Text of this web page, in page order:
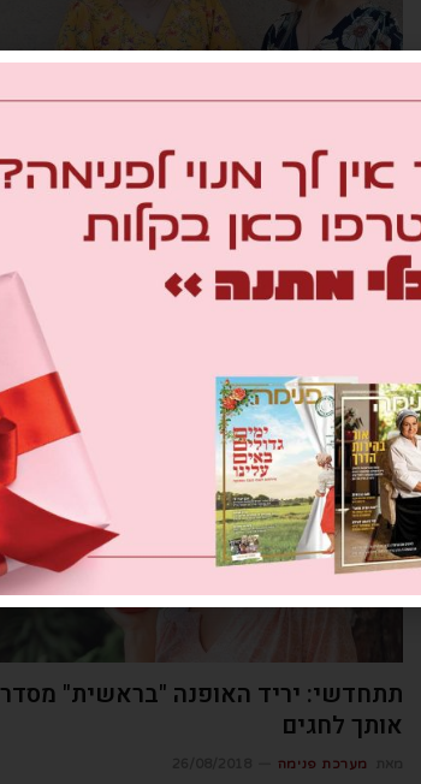
עובדות בימים – חולמות בלילות: הפקת
חגים חגיגית
מאת מערכת פנימה 16/09/2018
מורה שגם מאפרת, גרפיקאית שגם מצלמת, מנהלת איכות
שמדגמנת ועובדת סוציאלית שהיא גם סטייליסטית נפגשו
והפגישו בין האהבות שלהן בהפקה מיוחדת וחגיגית לכבוד
החגים, כזו שתתן לך השראה ולא תשאיר אותך בלי בגד גם בחג
אופנה
תתחדשי: יריד האופנה "בראשית" מסדר
אותך לחגים
מערכת פנימה